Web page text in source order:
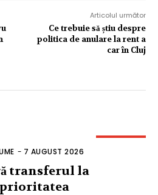
Articolul următor
Ce trebuie să știu despre
politica de anulare la rent a
car în Cluj
- 7 AUGUST 2026
transferul la
prioritatea